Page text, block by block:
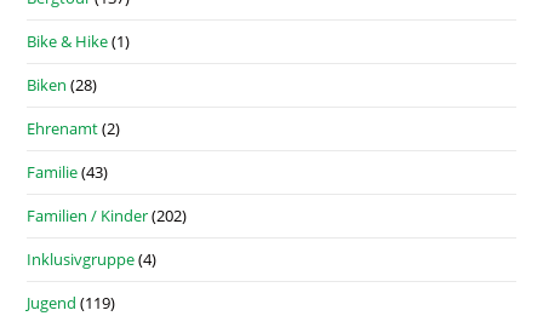
Bike & Hike(1)
Biken (28)
Ehrenamt(2)
Familie(43)
Familien / Kinder(202)
Inklusivgruppe(4)
Jugend (119)